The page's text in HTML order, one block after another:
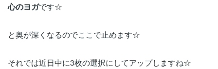
心のヨガです☆
と奥が深くなるのでここで止めます☆
それでは近日中に3枚の選択にしてアップしますね☆